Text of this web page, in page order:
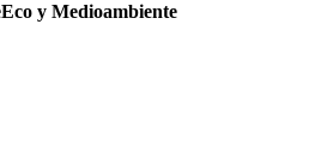
Eco y Medioambiente